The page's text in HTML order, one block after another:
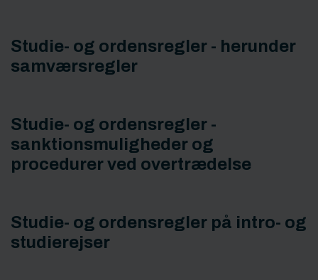
Studie- og ordensregler - herunder
samværsregler
Studie- og ordensregler -
sanktionsmuligheder og
procedurer ved overtrædelse
Studie- og ordensregler på intro- og
studierejser